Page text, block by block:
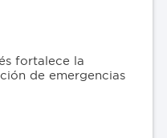
fortalece la
de emergencias